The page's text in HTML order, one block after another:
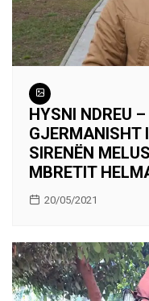
HYSNI NDREU
GJERMANISHT
SIRENËN
MBRETIT
20/05/2021